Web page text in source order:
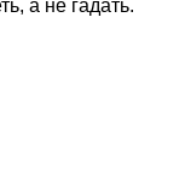
а не гадать.